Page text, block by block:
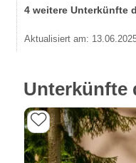
4 weitere Unterkünfte
Aktualisiert am:
Unterkünfte